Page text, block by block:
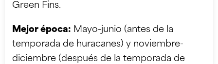
Green Fins.
Mejor época: Mayo-junio (antes de la
temporada de huracanes) y noviembre-
diciembre (después de la temporada de